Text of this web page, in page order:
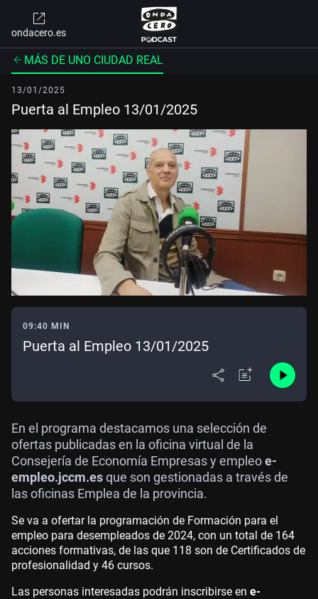
ondacero.es
MÁS DE UNO CIUDAD REAL
13/01/2025
Puerta al Empleo 13/01/2025
09:40 MIN
Puerta al Empleo 13/01/2025
En el programa destacamos una selección de
ofertas publicadas en la oficina virtual de la
Consejería de Economía Empresas y empleoe-
empleo.jccm.esque son gestionadas a través de
las oficinas Emplea de la provincia.
Se va a ofertar la programación de Formación para el
empleo para desempleados de 2024, con un total de 164
acciones formativas, de las que 118 son de Certificados de
profesionalidad y 46 cursos.
Las personas interesadas podrán inscribirse en e-